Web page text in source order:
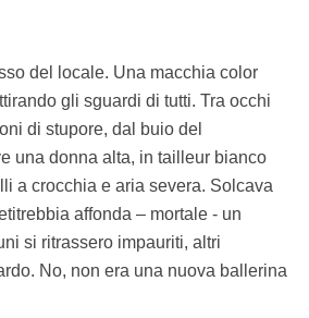
del locale. Una macchia color
gli sguardi di tutti. Tra occhi
di stupore, dal buio del
una donna alta, in tailleur bianco
a crocchia e aria severa. Solcava
affonda – mortale - un
si ritrassero impauriti, altri
No, non era una nuova ballerina